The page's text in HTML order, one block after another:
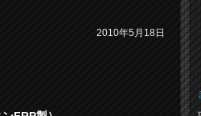
2010年5月18日